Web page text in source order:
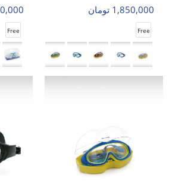
1,850,000 تومان
Free
Free